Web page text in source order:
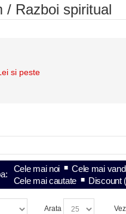
/ Razboi spiritual
si peste
Cele mai noi
Cele mai
Cele mai cautate
Discount
Arata